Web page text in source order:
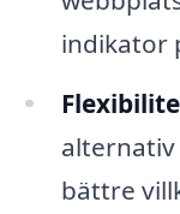
indikator
alternativ
bättre